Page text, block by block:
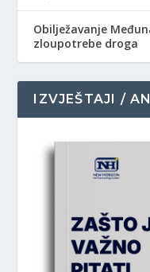
Obilježavanje
zloupotrebe droga
IZVJEŠTAJI /